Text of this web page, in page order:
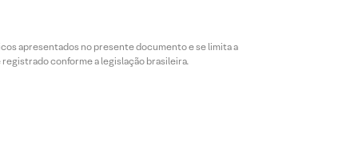
apresentados no presente documento e se limita a
conforme a legislação brasileira.